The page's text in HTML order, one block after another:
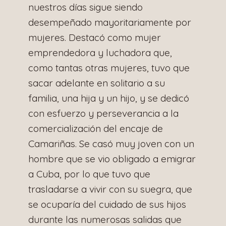
nuestros días sigue siendo
desempeñado mayoritariamente por
mujeres. Destacó como mujer
emprendedora y luchadora que,
como tantas otras mujeres, tuvo que
sacar adelante en solitario a su
familia, una hija y un hijo, y se dedicó
con esfuerzo y perseverancia a la
comercialización del encaje de
Camariñas. Se casó muy joven con un
hombre que se vio obligado a emigrar
a Cuba, por lo que tuvo que
trasladarse a vivir con su suegra, que
se ocuparía del cuidado de sus hijos
durante las numerosas salidas que